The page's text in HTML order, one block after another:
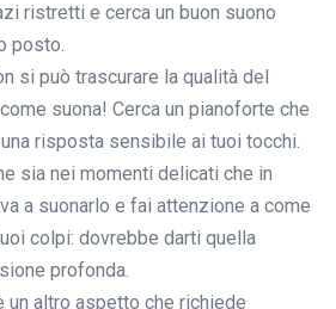
ristretti e cerca un buon suono
posto.
si può trascurare la qualità del
suona! Cerca un pianoforte che
risposta sensibile ai tuoi tocchi.
sia nei momenti delicati che in
a suonarlo e fai attenzione a come
colpi: dovrebbe darti quella
profonda.
un altro aspetto che richiede